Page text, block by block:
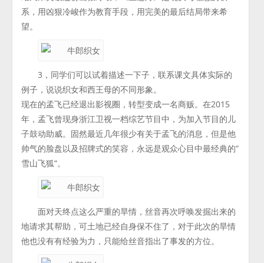
系，用凶狠冷峻作为教育手段，用完美的最后结局带来希
望。
3，同学们可以试着描述一下子，联系课文具体实际的
例子，说说织女和西王母的不同形象。
现在的孟飞已经退出影视圈，转型变成一名商贩。在2015
年，孟飞曾现身浙江卫视一档综艺节目中，为加入节目的儿
子鼓动助威。固然最近几年很少有关于孟飞的消息，但是他
帅气的脸盘以及招牌式的笑容，永远是观众心目中最经典的”
雪山飞狐“。
面对天终点这么严重的旱情，丝音再次呼唤发掘出来的
地请求其帮助，可土地已经自身保不住了，对于此次的旱情
他也没有有经验为力，只能给丝音指出了事发的方位。